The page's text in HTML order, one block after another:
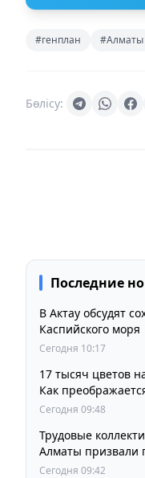
#генплан #Алматы
Бөлісу:
Последние
В Актау обсудят
Каспийского моря
Сегодня 10:17
17 тысяч цветов
Как
Сегодня 09:48
Трудовые
Алматы призвали
членов Курултая
Сегодня 09:42